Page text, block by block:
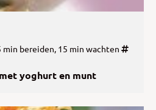
min bereiden, 15 min wachten
yoghurt en munt